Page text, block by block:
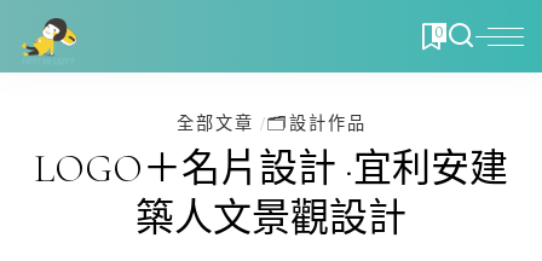
0
全部文章 🗂️設計作品
LOGO＋名片設計 ·宜利安建
築人文景觀設計